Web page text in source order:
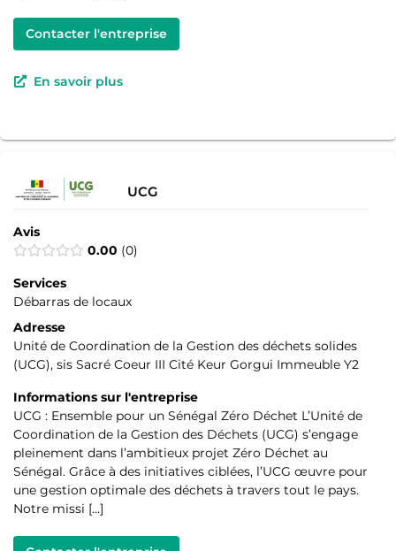
Contacter l'entreprise
En savoir plus
UCG
Avis
0.00 0
Services
Débarras de locaux
Adresse
Unité de Coordination de la Gestion des déchets solides
(UCG), sis Sacré Coeur III Cité Keur Gorgui Immeuble Y2
Informations sur l'entreprise
UCG : Ensemble pour un Sénégal Zéro Déchet L’Unité de
Coordination de la Gestion des Déchets (UCG) s’engage
pleinement dans l’ambitieux projet Zéro Déchet au
Sénégal. Grâce à des initiatives ciblées, l’UCG œuvre pour
une gestion optimale des déchets à travers tout le pays.
Notre missi […]